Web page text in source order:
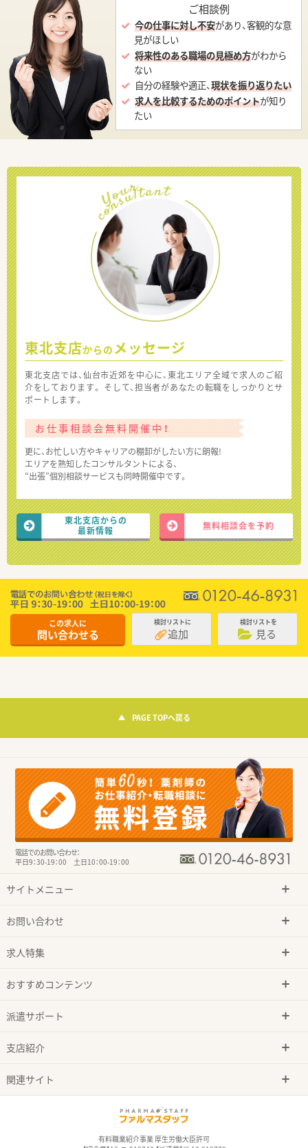
ご相談例
今の仕事に対し不安があり、客観的な意
見がほしい
将来性のある職場の見極め方がわから
ない
自分の経験や適正、現状を振り返りたい
求人を比較するためのポイントが知り
たい
東北支店からの メッセージ
東北支店では、仙台市近郊を中心に、東北エリア全域で求人のご紹
介をしております。 そして、担当者があなたの転職をしっかりとサ
ポートします。
お仕事相談会無料開催中！
更に、お忙しい方やキャリアの棚卸がしたい方に朗報!
エリアを熟知したコンサルタントによる、
“出張”個別相談サービスも同時開催中です。
東北支店からの
最新情報
無料相談会を予約
この求人に
問い合わせる
検討リストに
追加
検討リストを
見る
PAGE TOPへ戻る
電話でのお問い合わせ：
平日9：30-19：00 土日10：00-19：00
サイトメニュー
お問い合わせ
求人特集
おすすめコンテンツ
派遣サポート
支店紹介
関連サイト
有料職業紹介事業 厚生労働大臣許可